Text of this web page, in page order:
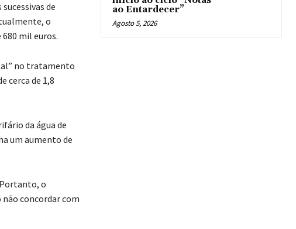
de
o
mil euros.
no tratamento
cerca de 1,8
da água de
um aumento de
o
não concordar com
ao Entardecer”
Agosto 5, 2026